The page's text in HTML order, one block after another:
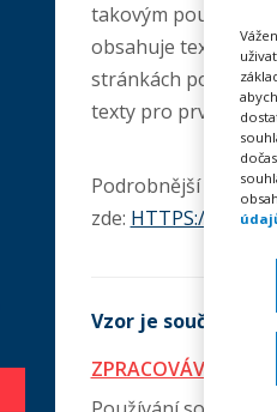
takovým použitím
obsahuje texty,
stránkách použijete
texty pro první a
Podrobnější
zde: HTTPS://
Vzor je součástí
ZPRACOVÁVÁM